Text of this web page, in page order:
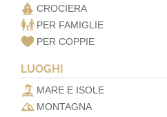
CROCIERA
PER FAMIGLIE
PER COPPIE
LUOGHI
MARE E ISOLE
MONTAGNA